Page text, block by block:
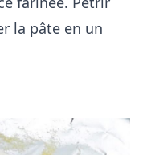
la pâte en un